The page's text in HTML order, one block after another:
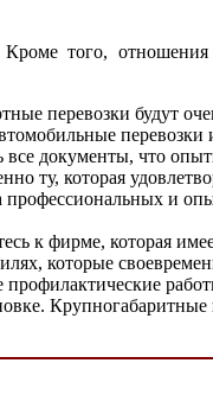
того,
перевозки будут
документы, что
ту, которая
профессиональных и
к фирме, которая
которые